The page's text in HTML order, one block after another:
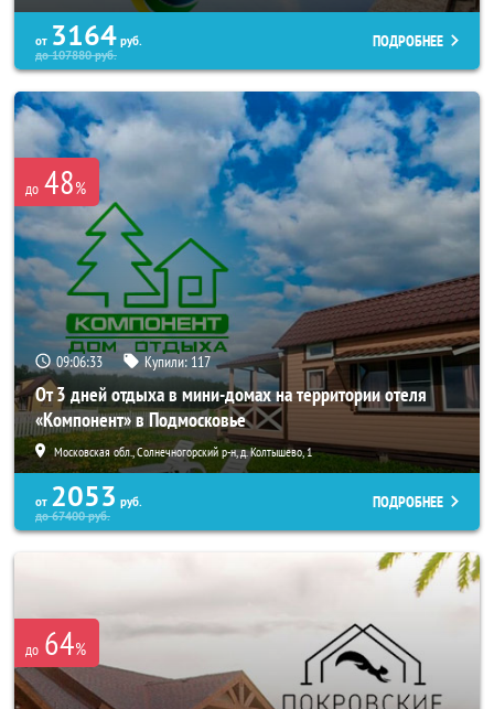
от 3164 руб.
до107880руб.
ПОДРОБНЕЕ
до 48%
09:06:32 Купили: 117
От 3 дней отдыха в мини-домах на территории отеля
«Компонент» в Подмосковье
Московская обл., Солнечногорский р-н, д. Колтышево, 1
от 2053 руб.
до67400руб.
ПОДРОБНЕЕ
до 64%